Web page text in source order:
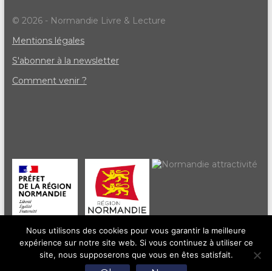
© 2026 - Normandie Livre & Lecture
Mentions légales
S'abonner à la newsletter
Comment venir ?
Nous utilisons des cookies pour vous garantir la meilleure
expérience sur notre site web. Si vous continuez à utiliser ce
site, nous supposerons que vous en êtes satisfait.